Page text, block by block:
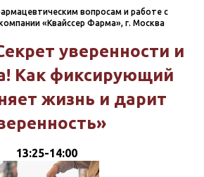
вопросам и работе с
«Квайссер Фарма», г. Москва
уверенности и
Как фиксирующий
жизнь и дарит
13:25-14:00